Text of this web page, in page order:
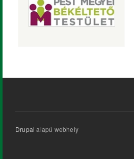
Drupal alapú webhely